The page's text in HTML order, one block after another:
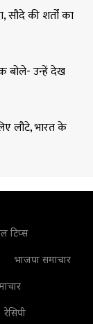
सौदे की शर्तों का
बोले- उन्हें देख
लौटे, भारत के
टिप्स
भाजपा समाचार
रेसिपी